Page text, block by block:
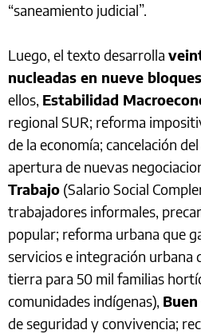
“saneamiento judicial”.
Luego, el texto desarrolla
nucleadas en nueve
ellos, Estabilidad
regional SUR; reforma
de la economía; cancelación
apertura de nuevas
Trabajo (Salario Social
trabajadores informales,
popular; reforma urbana que
servicios e integración urbana
tierra para 50 mil familias
comunidades indígenas),
de seguridad y convivencia;